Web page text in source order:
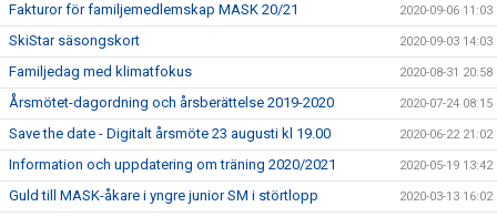
Fakturor för familjemedlemskap MASK 20/21 2020-09-06 11:03
SkiStar säsongskort 2020-09-03 14:03
Familjedag med klimatfokus 2020-08-31 20:58
Årsmötet-dagordning och årsberättelse 2019-2020 2020-07-24 08:15
Save the date - Digitalt årsmöte 23 augusti kl 19.00 2020-06-22 21:02
Information och uppdatering om träning 2020/2021 2020-05-19 13:42
Guld till MASK-åkare i yngre junior SM i störtlopp 2020-03-13 16:02